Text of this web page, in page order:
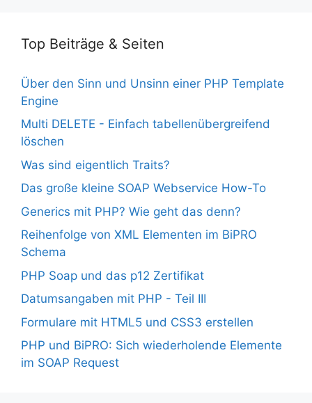
Top Beiträge & Seiten
Über den Sinn und Unsinn einer PHP Template
Engine
Multi DELETE - Einfach tabellenübergreifend
löschen
Was sind eigentlich Traits?
Das große kleine SOAP Webservice How-To
Generics mit PHP? Wie geht das denn?
Reihenfolge von XML Elementen im BiPRO
Schema
PHP Soap und das p12 Zertifikat
Datumsangaben mit PHP - Teil III
Formulare mit HTML5 und CSS3 erstellen
PHP und BiPRO: Sich wiederholende Elemente
im SOAP Request